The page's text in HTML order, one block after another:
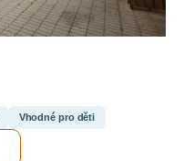
Vhodné pro děti